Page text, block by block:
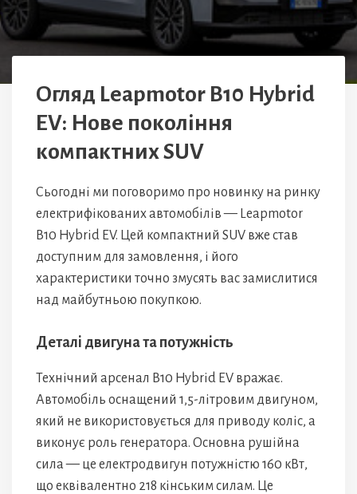
Огляд Leapmotor B10 Hybrid
EV: Нове покоління
компактних SUV
Сьогодні ми поговоримо про новинку на ринку
електрифікованих автомобілів — Leapmotor
B10 Hybrid EV. Цей компактний SUV вже став
доступним для замовлення, і його
характеристики точно змусять вас замислитися
над майбутньою покупкою.
Деталі двигуна та потужність
Технічний арсенал B10 Hybrid EV вражає.
Автомобіль оснащений 1,5-літровим двигуном,
який не використовується для приводу коліс, а
виконує роль генератора. Основна рушійна
сила — це електродвигун потужністю 160 кВт,
що еквівалентно 218 кінським силам. Це